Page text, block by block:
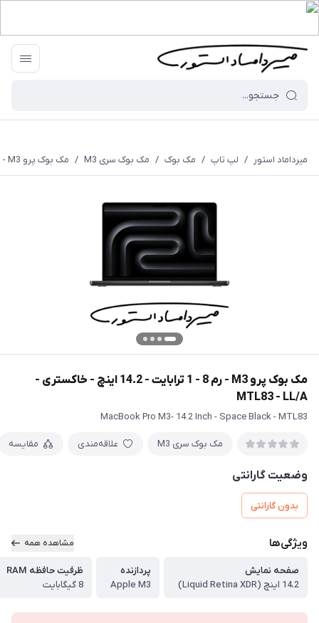
میرداماد استور / لپ تاپ / مک بوک / مک بوک سری M3 / مک بوک پرو M3 - رم 8 - 1 ترابایت - 14.2 اینچ - خاکستری - MTL83 - LL/A
مک بوک پرو M3 - رم 8 - 1 ترابایت - 14.2 اینچ - خاکستری -
MTL83 - LL/A
MacBook Pro M3- 14.2 Inch - Space Black - MTL83
مک بوک سری M3 علاقه‌مندی مقایسه
وضعیت گارانتی
بدون گارانتی
ویژگی‌ها مشاهده همه
صفحه نمایش
14.2 اینچ (Liquid Retina XDR)
پردازنده
Apple M3
ظرفیت حافظه RAM
8 گیگابایت